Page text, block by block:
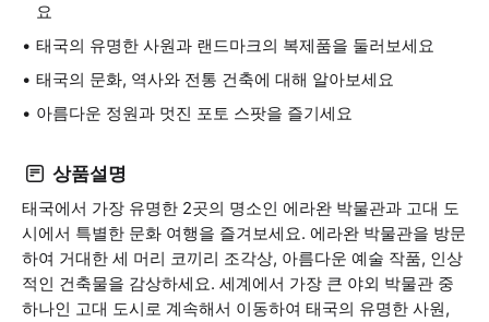
요
태국의 유명한 사원과 랜드마크의 복제품을 둘러보세요
태국의 문화, 역사와 전통 건축에 대해 알아보세요
아름다운 정원과 멋진 포토 스팟을 즐기세요
상품설명
태국에서 가장 유명한 2곳의 명소인 에라완 박물관과 고대 도
시에서 특별한 문화 여행을 즐겨보세요. 에라완 박물관을 방문
하여 거대한 세 머리 코끼리 조각상, 아름다운 예술 작품, 인상
적인 건축물을 감상하세요. 세계에서 가장 큰 야외 박물관 중
하나인 고대 도시로 계속해서 이동하여 태국의 유명한 사원,